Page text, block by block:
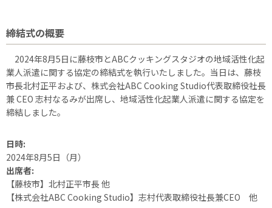
締結式の概要
2024年8月5日に藤枝市とABCクッキングスタジオの地域活性化起
業人派遣に関する協定の締結式を執行いたしました。当日は、藤枝
市長北村正平および、株式会社ABC Cooking Studio代表取締役社長
兼 CEO 志村なるみが出席し、地域活性化起業人派遣に関する協定を
締結しました。
日時:
2024年8月5日（月）
出席者:
【藤枝市】北村正平市長 他
【株式会社ABC Cooking Studio】志村代表取締役社長兼CEO 他